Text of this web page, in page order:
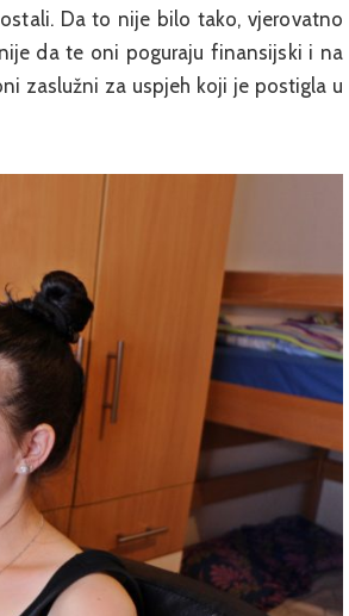
Da to nije bilo tako, vjerovatno
da te oni poguraju finansijski i na
zaslužni za uspjeh koji je postigla u